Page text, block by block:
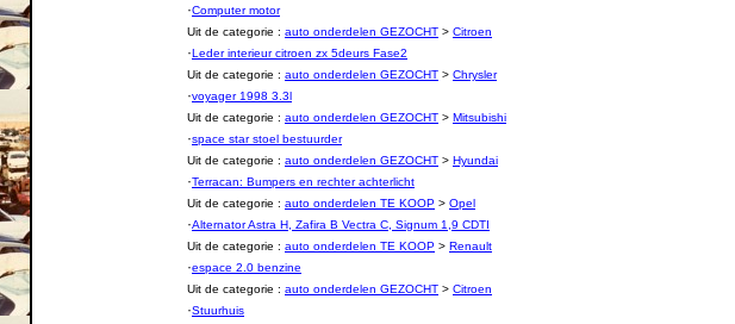
·Computer motor
Uit de categorie : auto onderdelen GEZOCHT > Citroen
·Leder interieur citroen zx 5deurs Fase2
Uit de categorie : auto onderdelen GEZOCHT > Chrysler
·voyager 1998 3.3l
Uit de categorie : auto onderdelen GEZOCHT > Mitsubishi
·space star stoel bestuurder
Uit de categorie : auto onderdelen GEZOCHT > Hyundai
·Terracan: Bumpers en rechter achterlicht
Uit de categorie : auto onderdelen TE KOOP > Opel
·Alternator Astra H, Zafira B Vectra C, Signum 1,9 CDTI
Uit de categorie : auto onderdelen TE KOOP > Renault
·espace 2.0 benzine
Uit de categorie : auto onderdelen GEZOCHT > Citroen
·Stuurhuis